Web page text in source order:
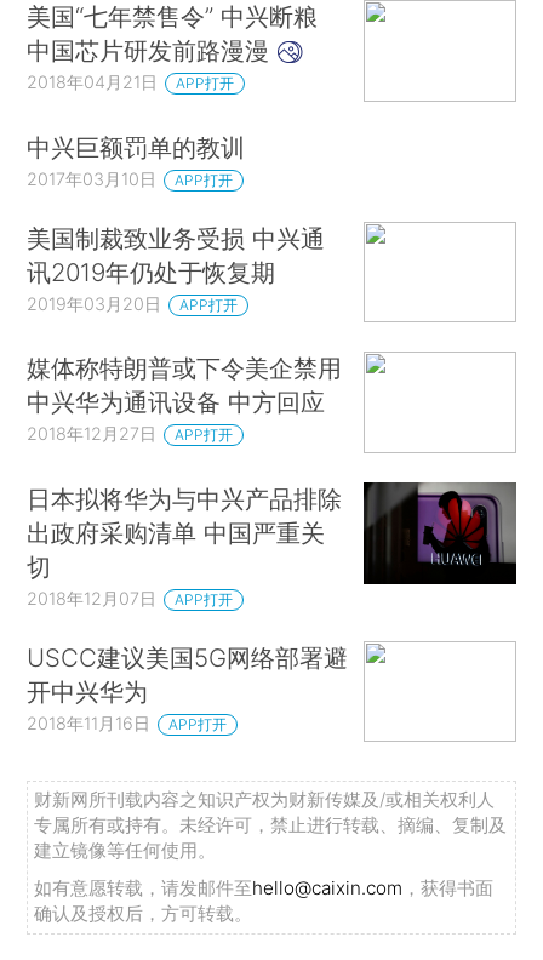
美国“七年禁售令” 中兴断粮
中国芯片研发前路漫漫
2018年04月21日 APP打开
中兴巨额罚单的教训
2017年03月10日 APP打开
美国制裁致业务受损 中兴通
讯2019年仍处于恢复期
2019年03月20日 APP打开
媒体称特朗普或下令美企禁用
中兴华为通讯设备 中方回应
2018年12月27日 APP打开
日本拟将华为与中兴产品排除
出政府采购清单 中国严重关
切
2018年12月07日 APP打开
USCC建议美国5G网络部署避
开中兴华为
2018年11月16日 APP打开
财新网所刊载内容之知识产权为财新传媒及/或相关权利人
专属所有或持有。未经许可，禁止进行转载、摘编、复制及
建立镜像等任何使用。
如有意愿转载，请发邮件至hello@caixin.com ，获得书面
确认及授权后，方可转载。